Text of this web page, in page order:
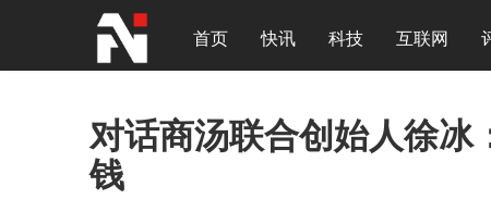
首页 快讯 科技 互联网
对话商汤联合创始人徐
钱